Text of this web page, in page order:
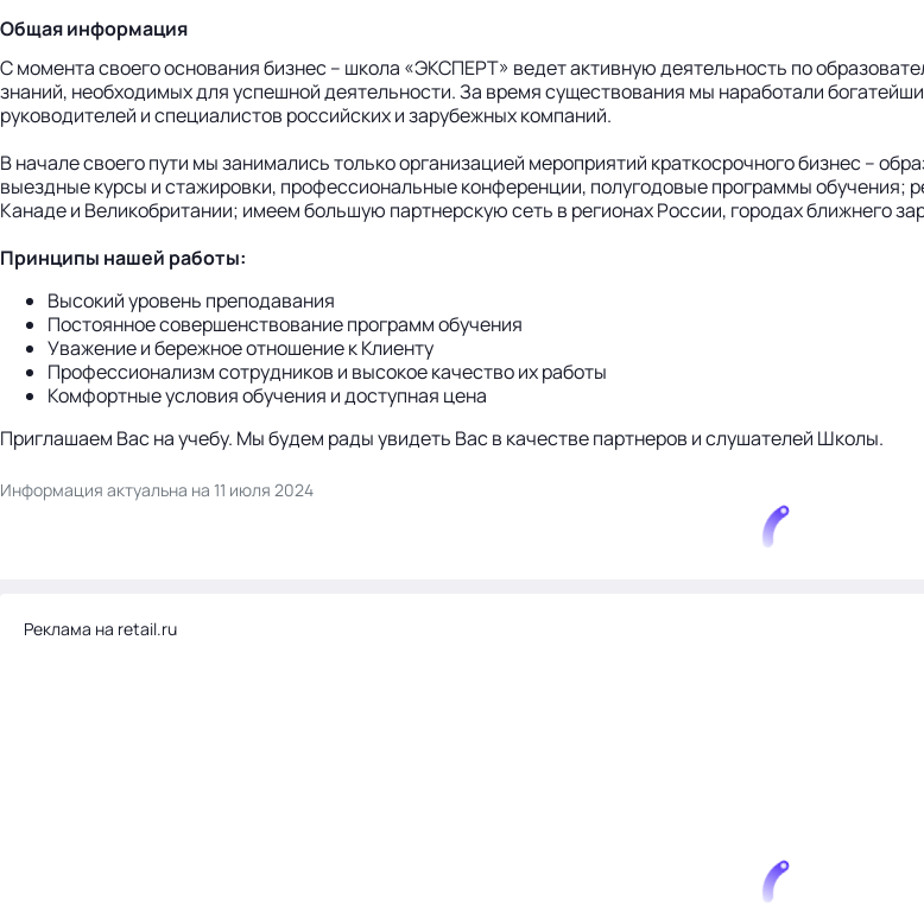
Общая информация
С момента своего основания бизнес – школа «ЭКСПЕРТ» ведет активную деятельность по
знаний, необходимых для успешной деятельности. За время существования мы наработали
руководителей и специалистов российских и зарубежных компаний.
В начале своего пути мы занимались только организацией мероприятий краткосрочного бизнес –
выездные курсы и стажировки, профессиональные конференции, полугодовые программы обучения;
Канаде и Великобритании; имеем большую партнерскую сеть в регионах России, городах ближнего
Принципы нашей работы:
Высокий уровень преподавания
Постоянное совершенствование программ обучения
Уважение и бережное отношение к Клиенту
Профессионализм сотрудников и высокое качество их работы
Комфортные условия обучения и доступная цена
Приглашаем Вас на учебу. Мы будем рады увидеть Вас в качестве партнеров и слушателей Школы.
Информация актуальна на 11 июля 2024
Реклама на retail.ru